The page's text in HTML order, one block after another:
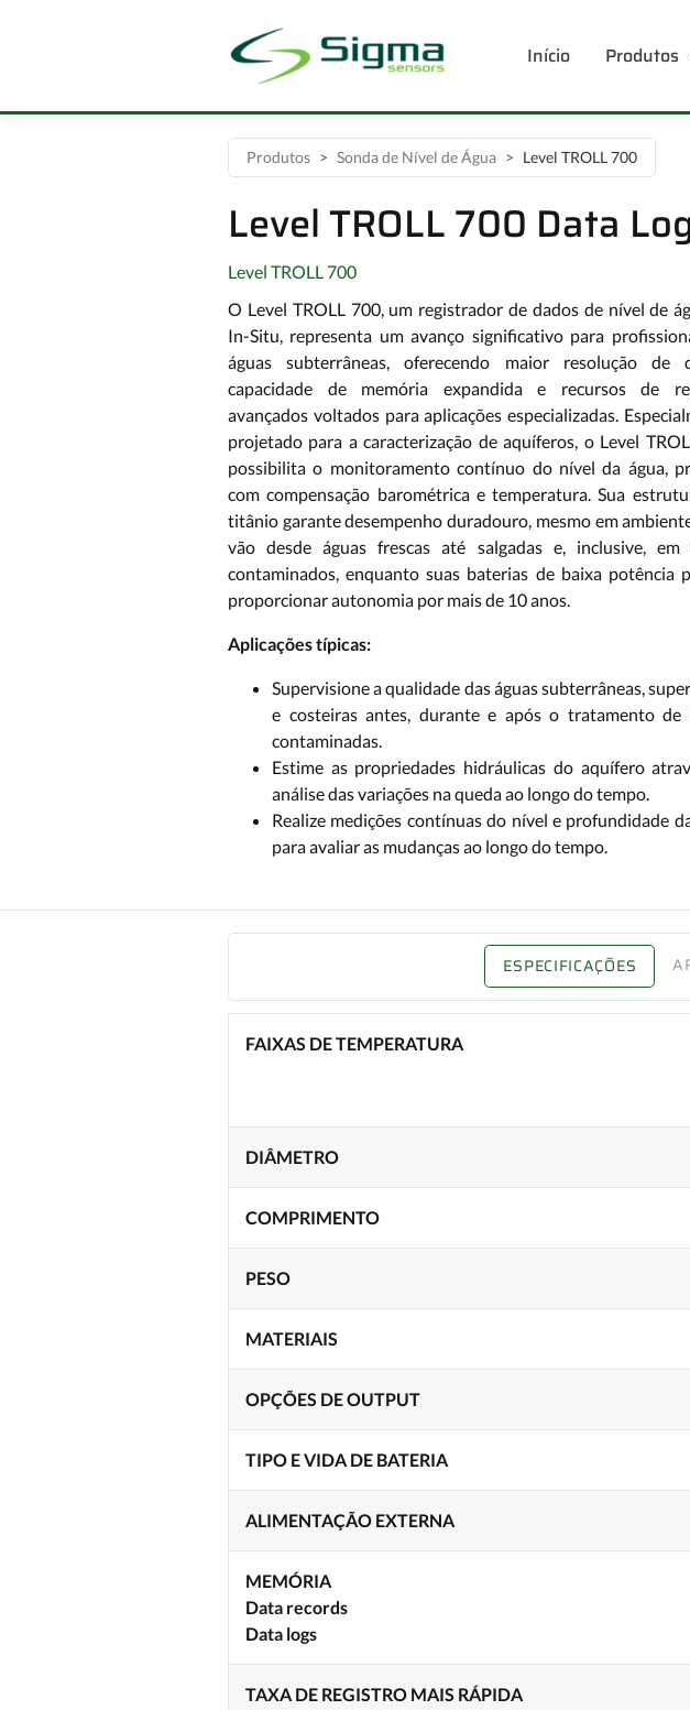
Início Produtos
Produtos Sonda de Nível de Água Level TROLL 700
Level TROLL 700 Data
Level TROLL 700
O Level TROLL 700, um registrador de dados de nível de
In-Situ, representa um avanço significativo para
águas subterrâneas, oferecendo maior resolução de
capacidade de memória expandida e recursos de
avançados voltados para aplicações especializadas.
projetado para a caracterização de aquíferos, o Level
possibilita o monitoramento contínuo do nível da água,
com compensação barométrica e temperatura. Sua
titânio garante desempenho duradouro, mesmo em
vão desde águas frescas até salgadas e, inclusive, em
contaminados, enquanto suas baterias de baixa potência
proporcionar autonomia por mais de 10 anos.
Aplicações típicas:
Supervisione a qualidade das águas subterrâneas,
e costeiras antes, durante e após o tratamento de
contaminadas.
Estime as propriedades hidráulicas do aquífero
análise das variações na queda ao longo do tempo.
Realize medições contínuas do nível e profundidade
para avaliar as mudanças ao longo do tempo.
ESPECIFICAÇÕES
FAIXAS DE TEMPERATURA
DIÂMETRO
COMPRIMENTO
PESO
MATERIAIS
OPÇÕES DE OUTPUT
TIPO E VIDA DE BATERIA
ALIMENTAÇÃO EXTERNA
MEMÓRIA
Data records
Data logs
TAXA DE REGISTRO MAIS RÁPIDA